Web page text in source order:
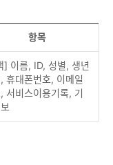
항목
] 이름, ID, 성별, 생년
휴대폰번호, 이메일
서비스이용기록, 기